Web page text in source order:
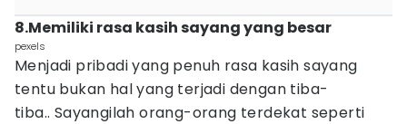
8.Memiliki rasa kasih sayang yang besar
pexels
Menjadi pribadi yang penuh rasa kasih sayang
tentu bukan hal yang terjadi dengan tiba-
tiba.. Sayangilah orang-orang terdekat seperti